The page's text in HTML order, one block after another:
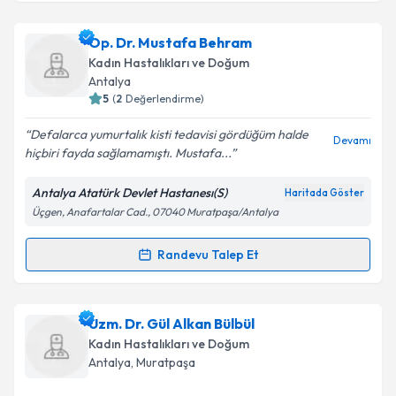
Op. Dr. Neslihan Sultan Hazariçin randevu takvimi
talebi oluşturun. Size bu uzmandan randevu almanız
için bir takvim hazırlandığında e-posta ile
bilgilendireceğiz.
E-posta Adresiniz
Kişisel verilerimin işlenmesine ilişkin
Metni'ni okudum ve kişisel verilerimin belirtilen
kapsamda işlenmesini kabul ediyorum.
Op. Dr. Mustafa Behram
Kadın Hastalıkları ve Doğum
Antalya
5 (2 Değerlendirme)
Defalarca yumurtalık kisti tedavisi gördüğüm halde
hiçbiri fayda sağlamamıştı. Mustafa...
Devamı
Antalya Atatürk Devlet Hastanesı(S) Haritada Göster
Üçgen, Anafartalar Cad., 07040 Muratpaşa/Antalya
Randevu Talep Et
Randevu Takvimi Talebi
Op. Dr. Mustafa Behramiçin randevu takvimi talebi
oluşturun. Size bu uzmandan randevu almanız için bir
takvim hazırlandığında e-posta ile bilgilendireceğiz.
Uzm. Dr. Gül Alkan Bülbül
Kadın Hastalıkları ve Doğum
Antalya, Muratpaşa